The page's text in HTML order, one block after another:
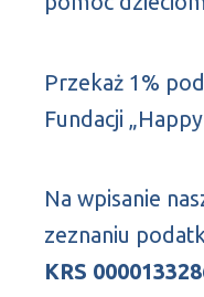
Przekaż 1%
Fundacji
Na wpisanie
zeznaniu
KRS